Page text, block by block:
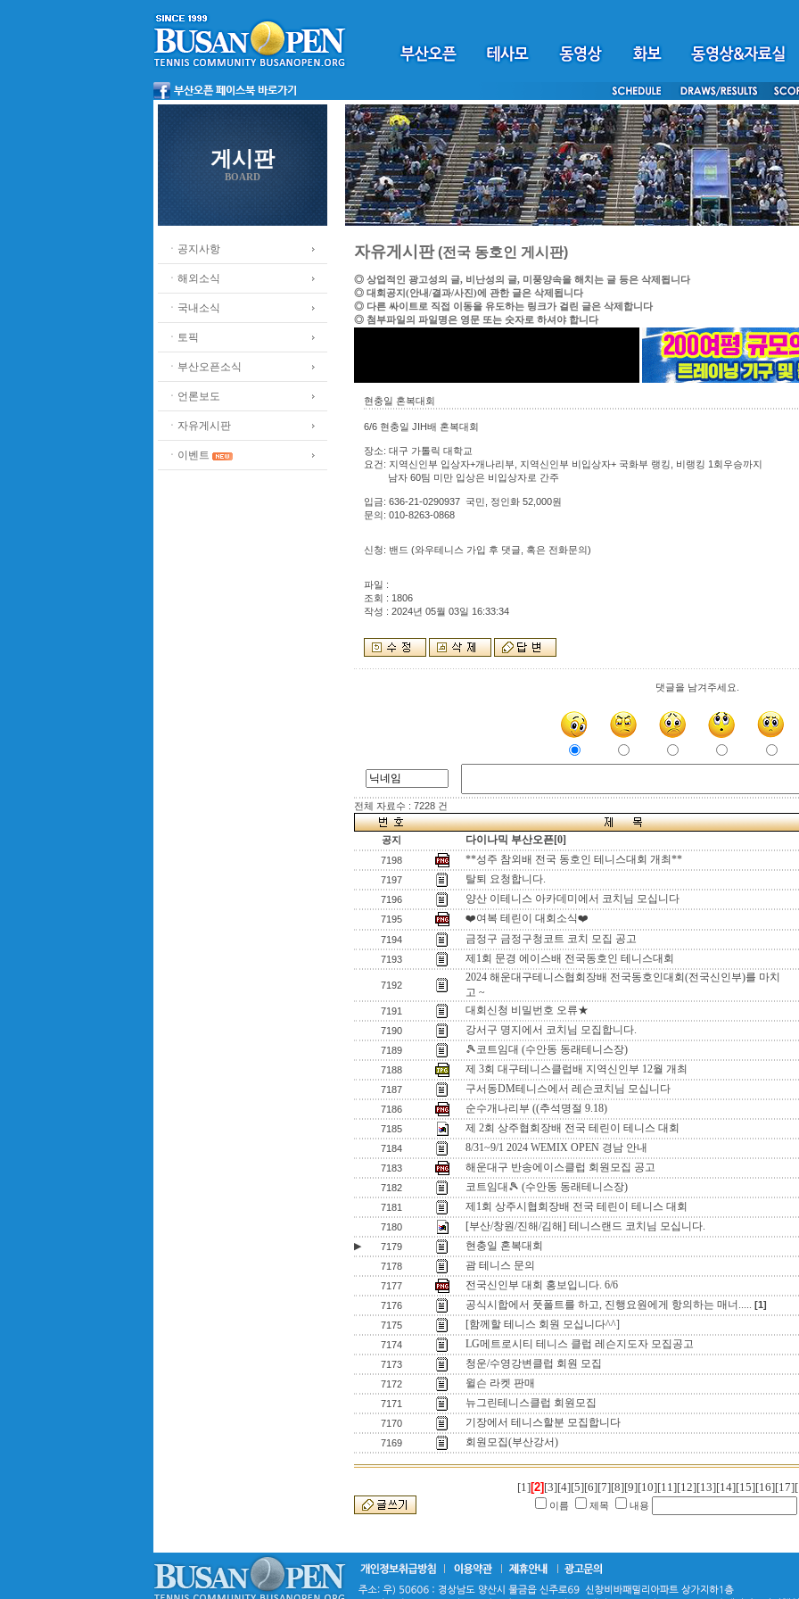
게시판
BOARD
ㆍ공지사항
ㆍ해외소식
ㆍ국내소식
ㆍ토픽
ㆍ부산오픈소식
ㆍ언론보도
ㆍ자유게시판
ㆍ이벤트
자유게시판(전국 동호인 게시판)
◎ 상업적인 광고성의 글, 비난성의 글, 미풍양속을 해치는 글 등은 삭제됩니다
◎ 대회공지(안내/결과/사진)에 관한 글은 삭제됩니다
◎ 다른 싸이트로 직접 이동을 유도하는 링크가 걸린 글은 삭제합니다
◎ 첨부파일의 파일명은 영문 또는 숫자로 하셔야 합니다
현충일 혼복대회
6/6 현충일 JIH배 혼복대회
장소: 대구 가톨릭 대학교
요건: 지역신인부 입상자+개나리부, 지역신인부 비입상자+ 국화부 랭킹, 비랭킹 1회우승까지
남자 60팀 미만 입상은 비입상자로 간주
입금: 636-21-0290937 국민, 정인화 52,000원
문의: 010-8263-0868
신청: 밴드 (와우테니스 가입 후 댓글, 혹은 전화문의)
파일 :
조회 : 1806
작성 : 2024년 05월 03일 16:33:34
댓글을 남겨주세요.
전체 자료수 : 7228 건
공지 다이나믹 부산오픈[0]
7198 **성주 참외배 전국 동호인 테니스대회 개최**
7197 탈퇴 요청합니다.
7196 양산 이테니스 아카데미에서 코치님 모십니다
7195 ❤️여복 테린이 대회소식❤️
7194 금정구 금정구청코트 코치 모집 공고
7193 제1회 문경 에이스배 전국동호인 테니스대회
7192
2024 해운대구테니스협회장배 전국동호인대회(전국신인부)를 마치
고 ~
7191 대회신청 비밀번호 오류★
7190 강서구 명지에서 코치님 모집합니다.
7189 🎾코트임대 (수안동 동래테니스장)
7188 제 3회 대구테니스클럽배 지역신인부 12월 개최
7187 구서동DM테니스에서 레슨코치님 모십니다
7186 순수개나리부 ((추석명절 9.18)
7185 제 2회 상주협회장배 전국 테린이 테니스 대회
7184 8/31~9/1 2024 WEMIX OPEN 경남 안내
7183 해운대구 반송에이스클럽 회원모집 공고
7182 코트임대🎾 (수안동 동래테니스장)
7181 제1회 상주시협회장배 전국 테린이 테니스 대회
7180 [부산/창원/진해/김해] 테니스랜드 코치님 모십니다.
▶ 7179 현충일 혼복대회
7178 괌 테니스 문의
7177 전국신인부 대회 홍보입니다. 6/6
7176 공식시합에서 풋폴트를 하고, 진행요원에게 항의하는 매너..... [1]
7175
[함께할 테니스 회원 모십니다^^]
7174 LG메트로시티 테니스 클럽 레슨지도자 모집공고
7173 청운/수영강변클럽 회원 모집
7172 윌슨 라켓 판매
7171 뉴그린테니스클럽 회원모집
7170 기장에서 테니스할분 모집합니다
7169 회원모집(부산강서)
[1][2] [3][4][5][6][7][8][9][10][11][12][13][14][15][16][17]
이름 제목 내용